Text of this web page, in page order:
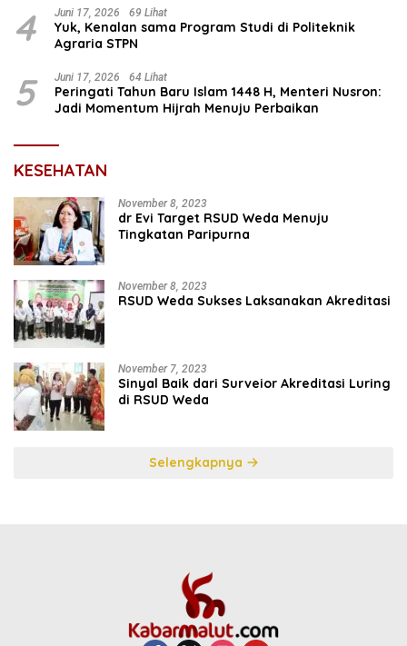
4 Juni 17, 2026 69 Lihat
Yuk, Kenalan sama Program Studi di Politeknik
Agraria STPN
5 Juni 17, 2026 64 Lihat
Peringati Tahun Baru Islam 1448 H, Menteri Nusron:
Jadi Momentum Hijrah Menuju Perbaikan
KESEHATAN
November 8, 2023
dr Evi Target RSUD Weda Menuju
Tingkatan Paripurna
November 8, 2023
RSUD Weda Sukses Laksanakan Akreditasi
November 7, 2023
Sinyal Baik dari Surveior Akreditasi Luring
di RSUD Weda
Selengkapnya